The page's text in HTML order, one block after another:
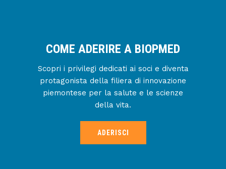
COME ADERIRE A BIOPMED
Scopri i privilegi dedicati ai soci e diventa
protagonista della filiera di innovazione
piemontese per la salute e le scienze
della vita.
ADERISCI